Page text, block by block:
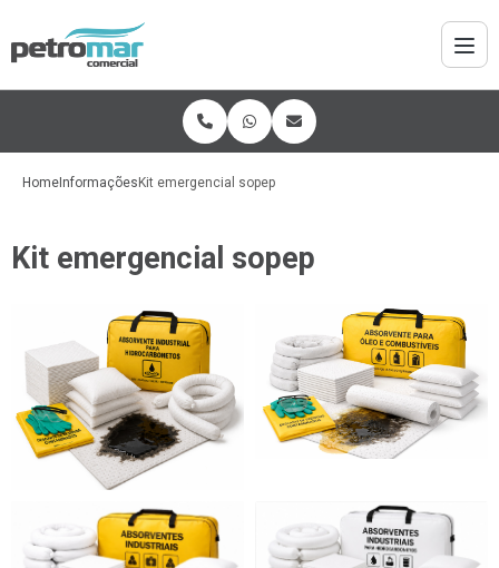
Home Informações Kit emergencial sopep
Kit emergencial sopep